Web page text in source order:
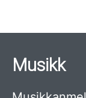
Musikk